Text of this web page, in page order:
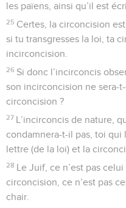
les païens, ainsi qu’il est
25 Certes, la circoncision
si tu transgresses la loi, ta
incirconcision.
26 Si donc l’incirconcis
son incirconcision ne sera-
circoncision ?
27 L’incirconcis de nature,
condamnera-t-il pas, toi qui
lettre (de la loi) et la
28 Le Juif, ce n’est pas
circoncision, ce n’est pas
chair.